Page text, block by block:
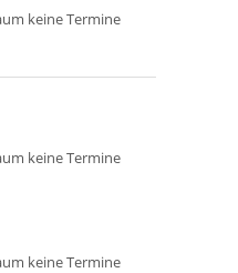
keine Termine
keine Termine
keine Termine